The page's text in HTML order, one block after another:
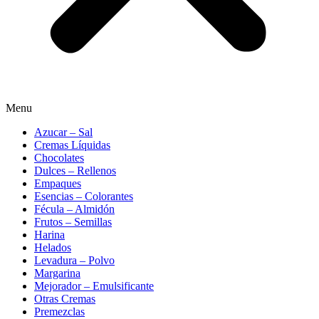
Menu
Azucar – Sal
Cremas Líquidas
Chocolates
Dulces – Rellenos
Empaques
Esencias – Colorantes
Fécula – Almidón
Frutos – Semillas
Harina
Helados
Levadura – Polvo
Margarina
Mejorador – Emulsificante
Otras Cremas
Premezclas